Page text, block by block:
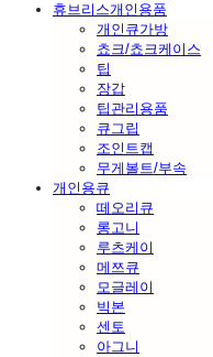
휴브리스개인용품
개인큐가방
쵸크/쵸크케이스
팁
장갑
팁관리용품
큐그립
조인트캡
무게볼트/부속
개인용큐
떼오리큐
롱고니
루츠케이
메쯔큐
모글레이
빅본
센토
아그니